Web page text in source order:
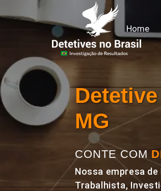
Home
MG
CONTE COM
Nossa empresa
Trabalhista,